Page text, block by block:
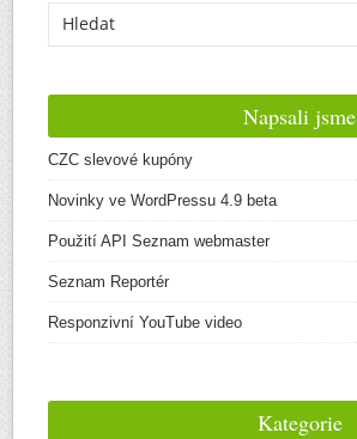
Napsali jsme
CZC slevové kupóny
Novinky ve WordPressu 4.9 beta
Použití API Seznam webmaster
Seznam Reportér
Responzivní YouTube video
Kategorie